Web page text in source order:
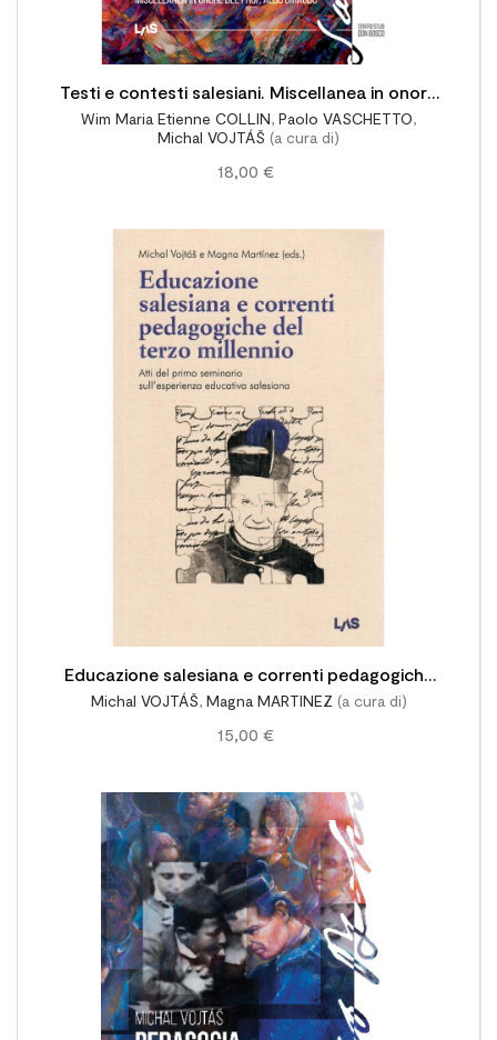
Testi e contesti salesiani. Miscellanea in onore
del prof. Aldo Giraudo
Wim Maria Etienne COLLIN, Paolo VASCHETTO,
Michal VOJTÁŠ (a cura di)
18,00 €
Educazione salesiana e correnti pedagogiche
del terzo millennio
Michal VOJTÁŠ, Magna MARTINEZ (a cura di)
15,00 €